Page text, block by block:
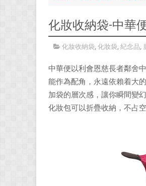
化妝收納袋-中華
化妝收納袋, 化妝袋, 紀念品,
中華便以利會恩慈長者鄰舍
能作為配角，永遠依賴着大
加袋的層次感，讓你瞬間變
化妝包可以折疊收納，不占